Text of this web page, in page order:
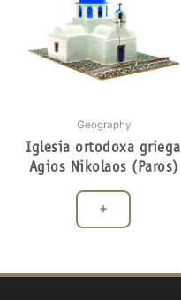
Geography
Iglesia ortodoxa griega
Agios Nikolaos (Paros)
+